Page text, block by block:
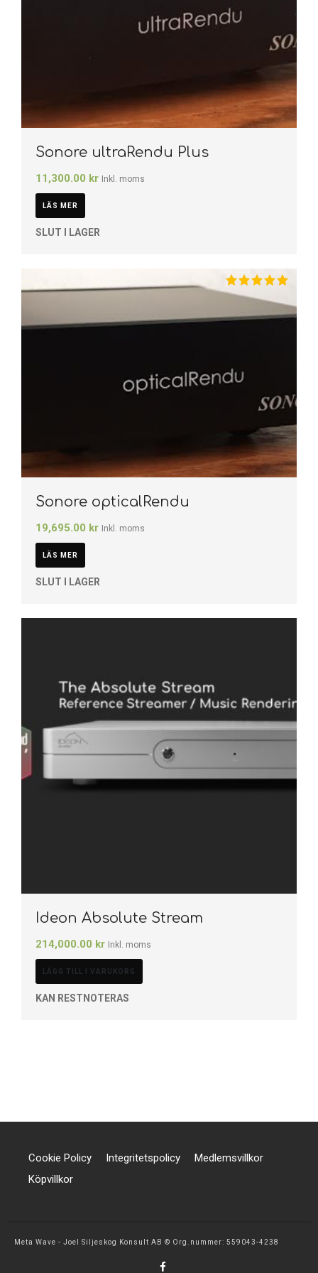
Sonore ultraRendu Plus
11,300.00 kr Inkl. moms
LÄS MER
SLUT I LAGER
Sonore opticalRendu
Betygsatt
19,695.00 kr Inkl. moms
LÄS MER
SLUT I LAGER
Ideon Absolute Stream
214,000.00 kr Inkl. moms
LÄGG TILL I VARUKORG
KAN RESTNOTERAS
Cookie Policy Integritetspolicy
Medlemsvillkor
Köpvillkor
Meta Wave - Joel Siljeskog Konsult AB © Org.nummer: 559043-4238